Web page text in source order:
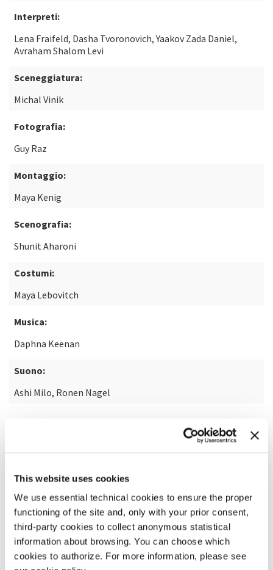
This website uses cookies
We use essential technical cookies to ensure the proper
functioning of the site and, only with your prior consent,
third-party cookies to collect anonymous statistical
information about browsing. You can choose which
cookies to authorize. For more information, please see
Interpreti:
Lena Fraifeld, Dasha Tvoronovich, Yaakov Zada Daniel,
Avraham Shalom Levi
Sceneggiatura:
Michal Vinik
Fotografia:
Guy Raz
Montaggio:
Maya Kenig
Scenografia:
Shunit Aharoni
Costumi:
Maya Lebovitch
Musica:
Daphna Keenan
Suono:
Ashi Milo, Ronen Nagel